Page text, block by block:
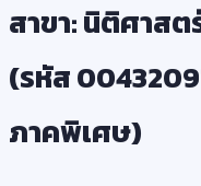
สาขา: นิติศาส
(รหัส
ภาคพิเศษ)